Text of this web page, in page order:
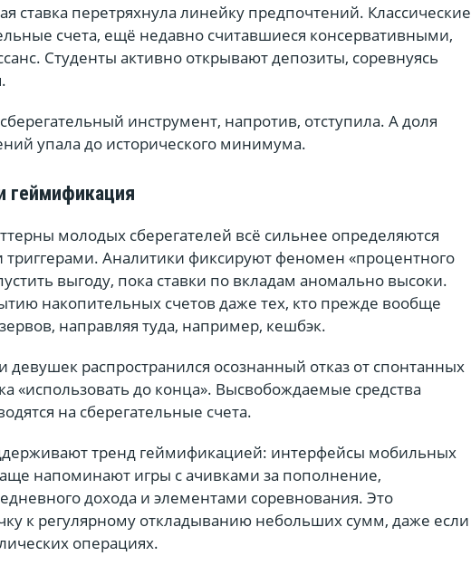
ставка перетряхнула линейку предпочтений. Классические
счета, ещё недавно считавшиеся консервативными,
Студенты активно открывают депозиты, соревнуясь
инструмент, напротив, отступила. А доля
упала до исторического минимума.
геймификация
молодых сберегателей всё сильнее определяются
триггерами. Аналитики фиксируют феномен «процентного
выгоду, пока ставки по вкладам аномально высоки.
накопительных счетов даже тех, кто прежде вообще
направляя туда, например, кешбэк.
девушек распространился осознанный отказ от спонтанных
«использовать до конца». Высвобождаемые средства
на сберегательные счета.
тренд геймификацией: интерфейсы мобильных
напоминают игры с ачивками за пополнение,
дохода и элементами соревнования. Это
к регулярному откладыванию небольших сумм, даже если
операциях.